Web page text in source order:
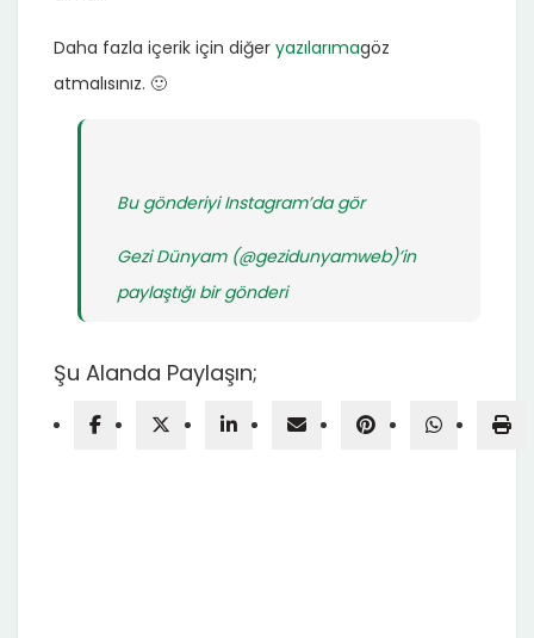
Daha fazla içerik için diğer yazılarımagöz
atmalısınız. 🙂
Bu gönderiyi Instagram’da gör
Gezi Dünyam (@gezidunyamweb)’in
paylaştığı bir gönderi
Şu Alanda Paylaşın;